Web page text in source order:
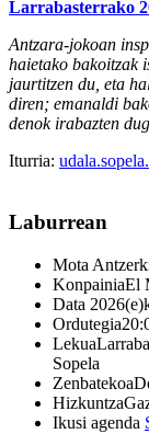
Larrabasterrako
Antzara-jokoan
haietako bakoitzak
jaurtitzen du, eta
diren; emanaldi
denok irabazten
Iturria:
Laburrean
Mota
KonpainiaEl
Data
Ordutegia
Lekua
Sopela
Zenbatekoa
Hizkuntza
Ikusi agenda